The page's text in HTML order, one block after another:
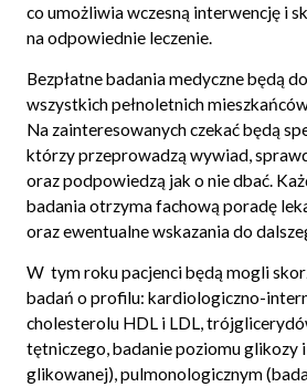
co umożliwia wczesną interwencję i
na odpowiednie leczenie.
Bezpłatne badania medyczne będą
wszystkich pełnoletnich
Na zainteresowanych czekać będą
którzy przeprowadzą wywiad,
oraz podpowiedzą jak o nie dbać.
badania otrzyma fachową poradę
oraz ewentualne wskazania do
W tym roku pacjenci będą mogli
badań o profilu: kardiologiczno-
cholesterolu HDL i LDL,
tętniczego, badanie poziomu glikozy
glikowanej), pulmonologicznym